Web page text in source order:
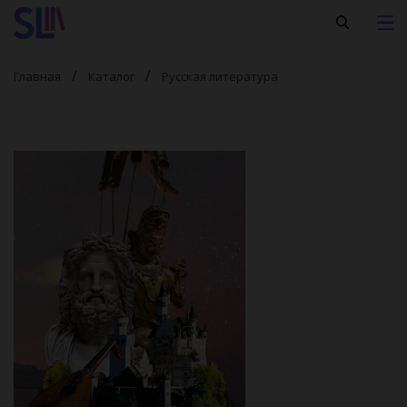
Главная Каталог Русская литература